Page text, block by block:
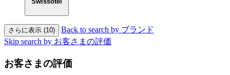
さらに表示 (10)
Back to search by ブランド
Skip search by お客さまの評価
お客さまの評価